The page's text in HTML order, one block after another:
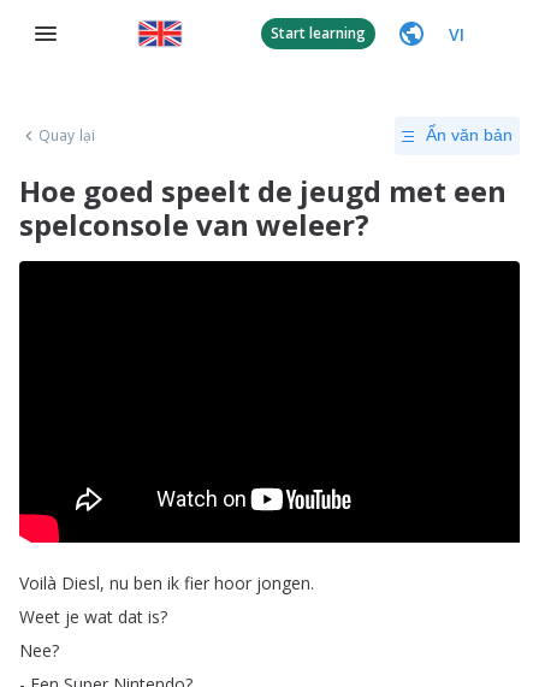
Start learning VI
Quay lại Ẩn văn bản
Hoe goed speelt de jeugd met een
spelconsole van weleer?
Voilà Diesl, nu ben ik fier hoor jongen.
Weet je wat dat is?
Nee?